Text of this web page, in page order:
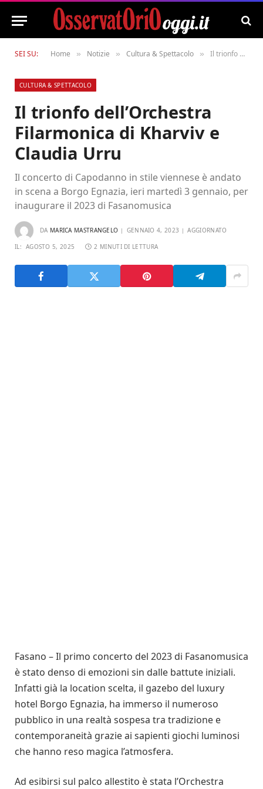
SEI SU: Home » Notizie » Cultura & Spettacolo » Il trionfo dell’Orchestra Filarmonica di Kharviv e Claudia Urru
CULTURA & SPETTACOLO
Il trionfo dell’Orchestra
Filarmonica di Kharviv e
Claudia Urru
Il concerto di Capodanno in stile viennese è andato
in scena a Borgo Egnazia, ieri martedì 3 gennaio, per
inaugurare il 2023 di Fasanomusica
DA MARICA MASTRANGELO GENNAIO 4, 2023 AGGIORNATO
IL: AGOSTO 5, 2025 2 MINUTI DI LETTURA
Fasano – Il primo concerto del 2023 di Fasanomusica
è stato denso di emozioni sin dalle battute iniziali.
Infatti già la location scelta, il gazebo del luxury
hotel Borgo Egnazia, ha immerso il numeroso
pubblico in una realtà sospesa tra tradizione e
contemporaneità grazie ai sapienti giochi luminosi
che hanno reso magica l’atmosfera.
Ad esibirsi sul palco allestito è stata l’Orchestra